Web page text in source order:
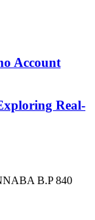
Account
Real-
B.P 840